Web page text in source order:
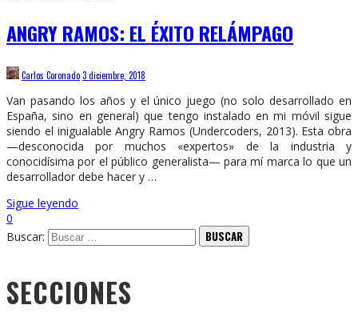
ANGRY RAMOS: EL ÉXITO RELÁMPAGO
Carlos Coronado3 diciembre, 2018
Van pasando los años y el único juego (no solo desarrollado en
España, sino en general) que tengo instalado en mi móvil sigue
siendo el inigualable Angry Ramos (Undercoders, 2013). Esta obra
—desconocida por muchos «expertos» de la industria y
conocidísima por el público generalista— para mí marca lo que un
desarrollador debe hacer y …
Sigue leyendo
0
Buscar:
SECCIONES